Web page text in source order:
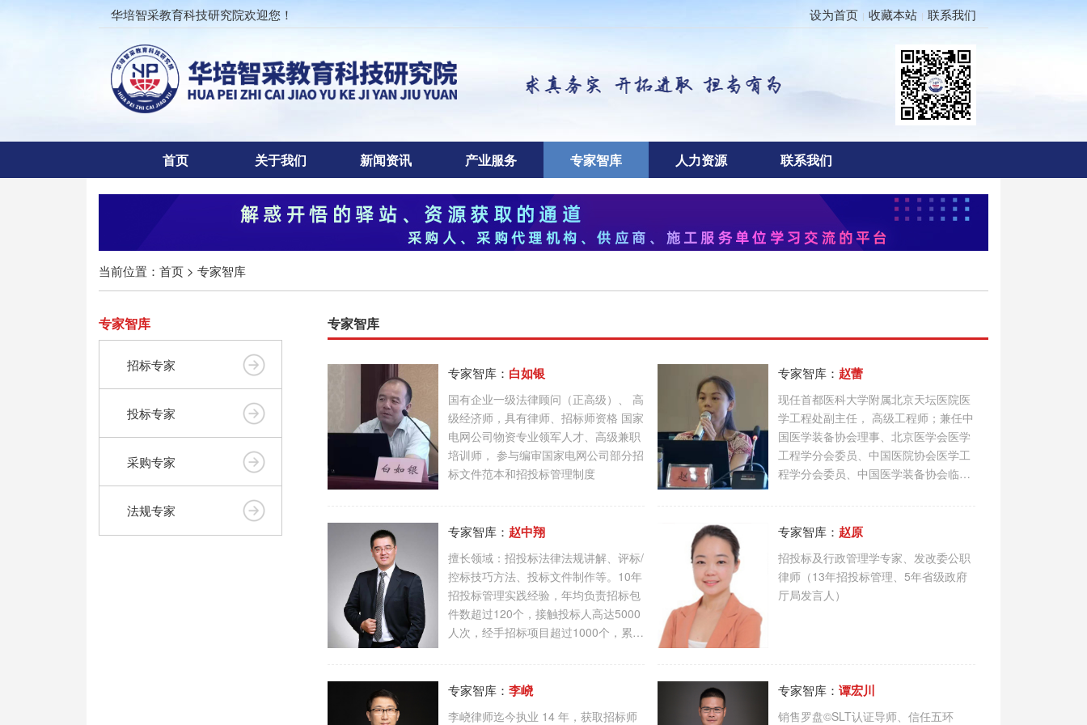
华培智采教育科技研究院欢迎您！ 设为首页 | 收藏本站 | 联系我们
首页 关于我们 新闻资讯 产业服务 专家智库 人力资源 联系我们
当前位置： 首页 > 专家智库
专家智库
招标专家
投标专家
采购专家
法规专家
专家智库
专家智库： 白如银
国有企业一级法律顾问（正高级）、 高
级经济师，具有律师、招标师资格 国家
电网公司物资专业领军人才、高级兼职
培训师， 参与编审国家电网公司部分招
标文件范本和招投标管理制度
专家智库： 赵蕾
现任首都医科大学附属北京天坛医院医
学工程处副主任， 高级工程师；兼任中
国医学装备协会理事、北京医学会医学
工程学分会委员、中国医院协会医学工
程学分会委员、中国医学装备协会临床
专家智库： 赵中翔
擅长领域：招投标法律法规讲解、评标/
控标技巧方法、投标文件制作等。10年
招投标管理实践经验，年均负责招标包
件数超过120个，接触投标人高达5000
人次，经手招标项目超过1000个，累计
专家智库： 赵原
招投标及行政管理学专家、发改委公职
律师（13年招投标管理、5年省级政府
厅局发言人）
专家智库： 李峣
李峣律师迄今执业 14 年，获取招标师
专家智库：谭宏川
销售罗盘©SLT认证导师、信任五环